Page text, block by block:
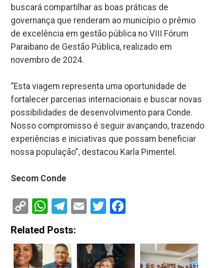
buscará compartilhar as boas práticas de
governança que renderam ao município o prêmio
de excelência em gestão pública no VIII Fórum
Paraibano de Gestão Pública, realizado em
novembro de 2024.
“Esta viagem representa uma oportunidade de
fortalecer parcerias internacionais e buscar novas
possibilidades de desenvolvimento para Conde.
Nosso compromisso é seguir avançando, trazendo
experiências e iniciativas que possam beneficiar
nossa população”, destacou Karla Pimentel.
Secom Conde
Copy
Link
WhatsApp
Telegram
EmailTwitter
Related Posts: